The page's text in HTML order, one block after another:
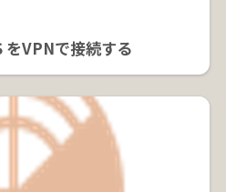
VPNで接続する